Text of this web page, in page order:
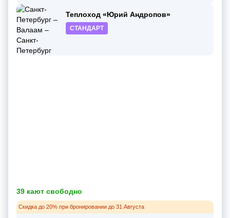
Теплоход «Юрий Андропов»
СТАНДАРТ
39 кают свободно
Скидка до 20% при бронировании до 31 Августа